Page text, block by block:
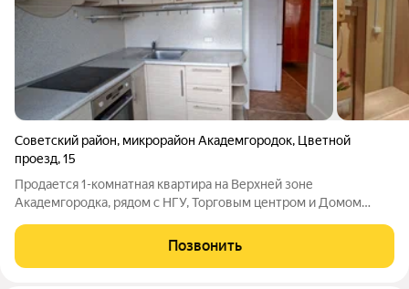
Советский район, микрорайон Академгородок, Цветной
проезд,15
Продается 1-комнатная квартира на Верхней зоне
Академгородка, рядом с НГУ, Торговым центром и Домом
семей. Все - рядом. И НГУ, и две остановки автотранспорта
(Дом Ученых и Цветной проезд,
Позвонить